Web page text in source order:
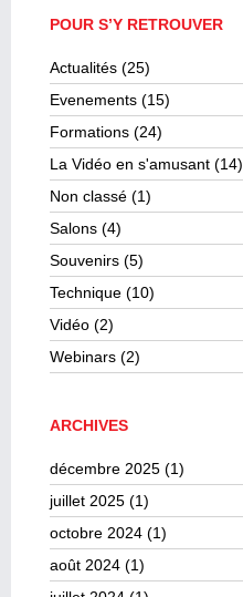
POUR S’Y RETROUVER
Actualités (25)
Evenements (15)
Formations (24)
La Vidéo en s'amusant (14)
Non classé (1)
Salons (4)
Souvenirs (5)
Technique (10)
Vidéo (2)
Webinars (2)
ARCHIVES
décembre 2025 (1)
juillet 2025 (1)
octobre 2024 (1)
août 2024 (1)